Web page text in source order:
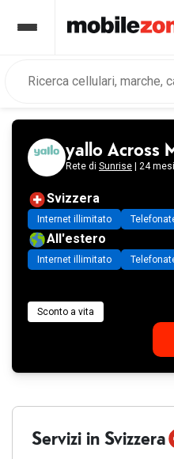
Rete di Sunrise | 24 mesi
yallo Across
Svizzera
Internet illimitato
All'estero
Internet illimitato
Sconto a vita
Servizi in Svizzera